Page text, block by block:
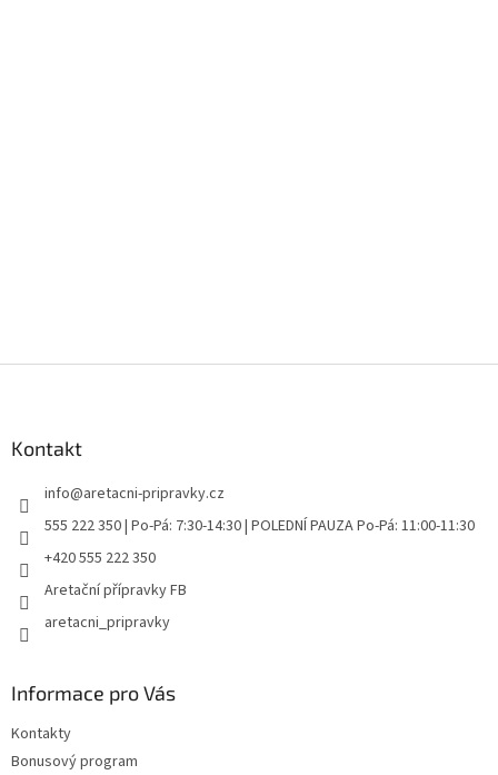
Kontakt
info@aretacni-pripravky.cz
555 222 350 | Po-Pá: 7:30-14:30 | POLEDNÍ PAUZA Po-Pá: 11:00-11:30
+420 555 222 350
Aretační přípravky FB
aretacni_pripravky
Informace pro Vás
Kontakty
Bonusový program